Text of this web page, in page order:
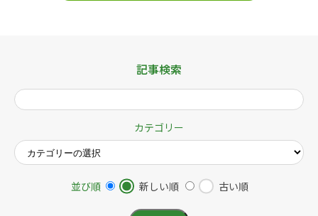
記事検索
カテゴリー
並び順 新しい順 古い順